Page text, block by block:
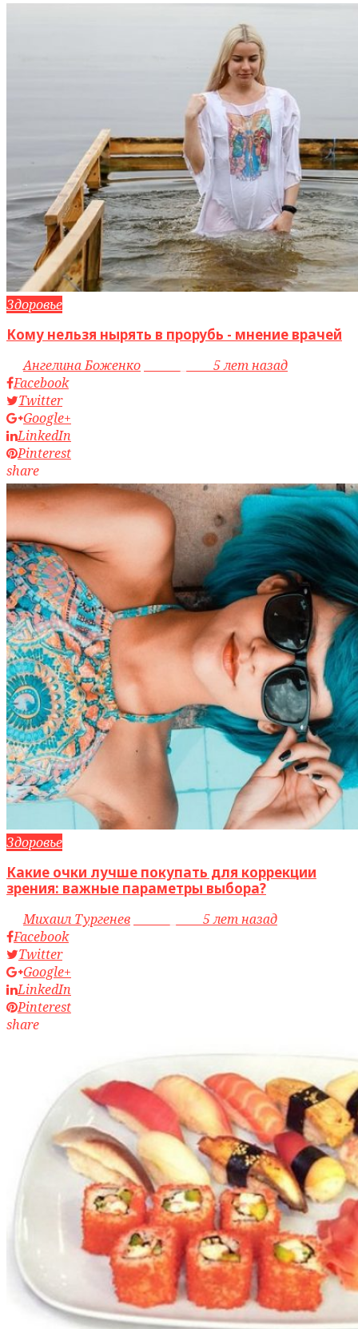
Здоровье
Кому нельзя нырять в прорубь - мнение врачей
byАнгелина Боженко
5 лет назад
Facebook
Twitter
Google+
LinkedIn
Pinterest
share
Здоровье
Какие очки лучше покупать для коррекции
зрения: важные параметры выбора?
byМихаил Тургенев
5 лет назад
Facebook
Twitter
Google+
LinkedIn
Pinterest
share